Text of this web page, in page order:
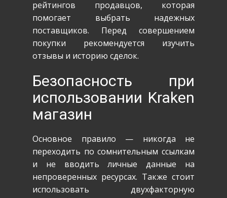
рейтингов продавцов, которая
помогает выбрать надежных
поставщиков. Перед совершением
покупки рекомендуется изучить
отзывы и историю сделок.
Безопасность при
использовании Kraken
магазин
Основное правило — никогда не
переходить по сомнительным ссылкам
и не вводить личные данные на
непроверенных ресурсах. Также стоит
использовать двухфакторную